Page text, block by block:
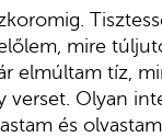
mire
elmúltam tíz,
verset. Olyan
és